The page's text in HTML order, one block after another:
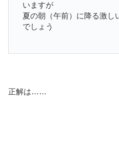
いますが
夏の朝（午前）に降る激し
でしょう
正解は……